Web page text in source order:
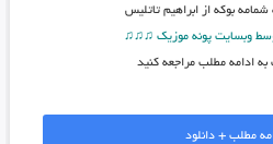
بوکه از ابراهیم تاتلیس
وبسایت پونه موزیک ♫♫♫
به ادامه مطلب مراجعه کنید
مطلب + دانلود